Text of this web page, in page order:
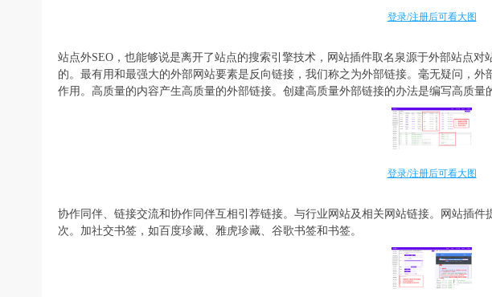
登录/注册后可看大图
站点外SEO，也能够说是离开了站点的搜索引擎技术，网站插件取名泉源于外部站点
的。最有用和最强大的外部网站要素是反向链接，我们称之为外部链接。毫无疑问，
作用。高质量的内容产生高质量的外部链接。创建高质量外部链接的办法是编写高质量
登录/注册后可看大图
协作同伴、链接交流和协作同伴互相引荐链接。与行业网站及相关网站链接。网站插件
次。加社交书签，如百度珍藏、雅虎珍藏、谷歌书签和书签。